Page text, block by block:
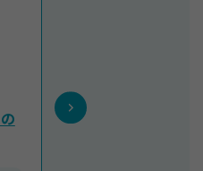
この手のサービス